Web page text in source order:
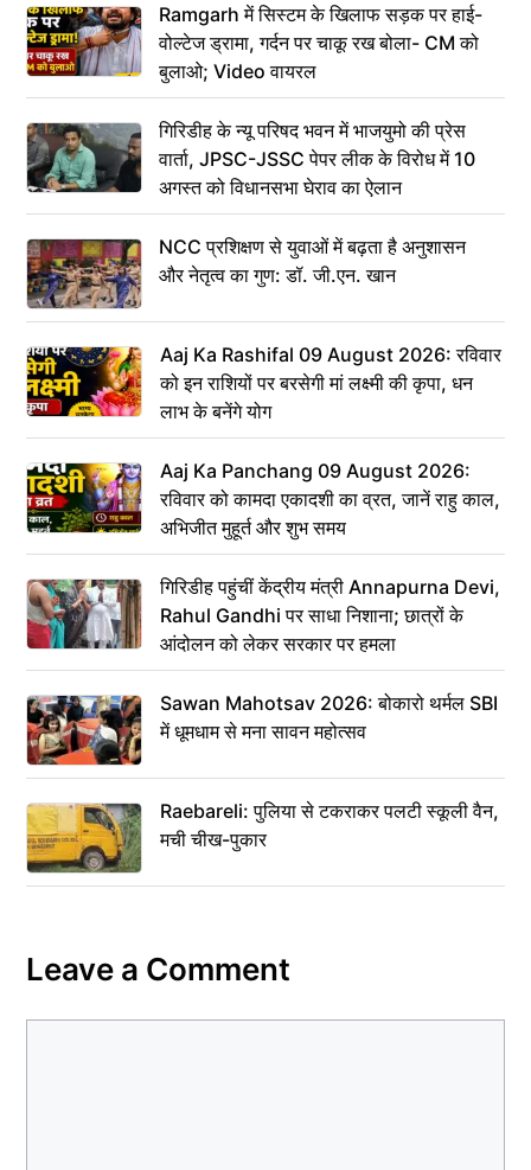
Ramgarh में सिस्टम के खिलाफ सड़क पर हाई-
वोल्टेज ड्रामा, गर्दन पर चाकू रख बोला- CM को
बुलाओ; Video वायरल
गिरिडीह के न्यू परिषद भवन में भाजयुमो की प्रेस
वार्ता, JPSC-JSSC पेपर लीक के विरोध में 10
अगस्त को विधानसभा घेराव का ऐलान
NCC प्रशिक्षण से युवाओं में बढ़ता है अनुशासन
और नेतृत्व का गुण: डॉ. जी.एन. खान
Aaj Ka Rashifal 09 August 2026: रविवार
को इन राशियों पर बरसेगी मां लक्ष्मी की कृपा, धन
लाभ के बनेंगे योग
Aaj Ka Panchang 09 August 2026:
रविवार को कामदा एकादशी का व्रत, जानें राहु काल,
अभिजीत मुहूर्त और शुभ समय
गिरिडीह पहुंचीं केंद्रीय मंत्री Annapurna Devi,
Rahul Gandhi पर साधा निशाना; छात्रों के
आंदोलन को लेकर सरकार पर हमला
Sawan Mahotsav 2026: बोकारो थर्मल SBI
में धूमधाम से मना सावन महोत्सव
Raebareli: पुलिया से टकराकर पलटी स्कूली वैन,
मची चीख-पुकार
Leave a Comment